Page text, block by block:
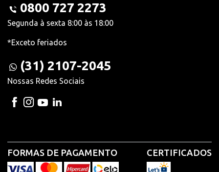
0800 727 2273
Segunda à sexta 8:00 às 18:00
*Exceto feriados
(31) 2107-2045
Nossas Redes Sociais
FORMAS DE PAGAMENTO CERTIFICADOS